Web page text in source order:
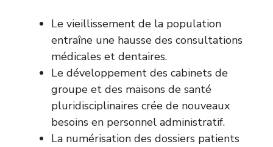
Le vieillissement de la population
entraîne une hausse des consultations
médicales et dentaires.
Le développement des cabinets de
groupe et des maisons de santé
pluridisciplinaires crée de nouveaux
besoins en personnel administratif.
La numérisation des dossiers patients